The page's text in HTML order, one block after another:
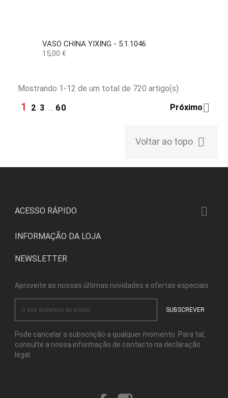
VASO CHINA YIXING - 5.1.1046
Preço
15,00 €
Mostrando 1-12 de um total de 720 artigo(s)
1 2 3 … 60 Próximo
Voltar ao topo 
ACESSO RÁPIDO 
INFORMAÇÃO DA LOJA
NEWSLETTER
Aproveite as nossas últimas novidades e ofertas especiais
Pode cancelar a subscrição a qualquer momento. Para tal,
consulte a nossa informação de contacto na declaração
legal.
Facebook